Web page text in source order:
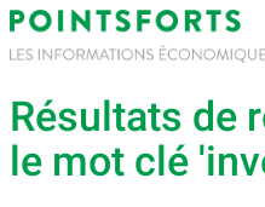
Résultats de
le mot clé